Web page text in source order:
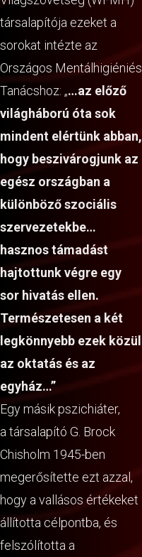
társalapítója ezeket a
sorokat intézte az
Országos Mentálhigiéniés
Tanácshoz: „…az előző
világháború óta sok
mindent elértünk abban,
hogy beszivárogjunk az
egész országban a
különböző szociális
szervezetekbe…
hasznos támadást
hajtottunk végre egy
sor hivatás ellen.
Természetesen a két
legkönnyebb ezek közül
az oktatás és az
egyház…”
Egy másik pszichiáter,
a társalapító G. Brock
Chisholm 1945-ben
megerősítette ezt azzal,
hogy a vallásos értékeket
állította célpontba, és
felszólította a